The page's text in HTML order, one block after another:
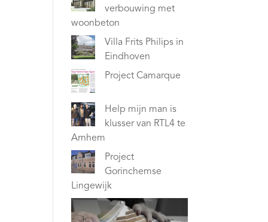
verbouwing met
woonbeton
Villa Frits Philips in
Eindhoven
Project Camarque
Help mijn man is
klusser van RTL4 te
Arnhem
Project
Gorinchemse
Lingewijk